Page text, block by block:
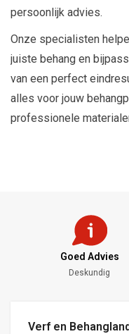
persoonlijk advies.
Onze specialisten
juiste behang en
van een perfect
alles voor jouw
professionele
Goed Advies
Deskundig
Verf en